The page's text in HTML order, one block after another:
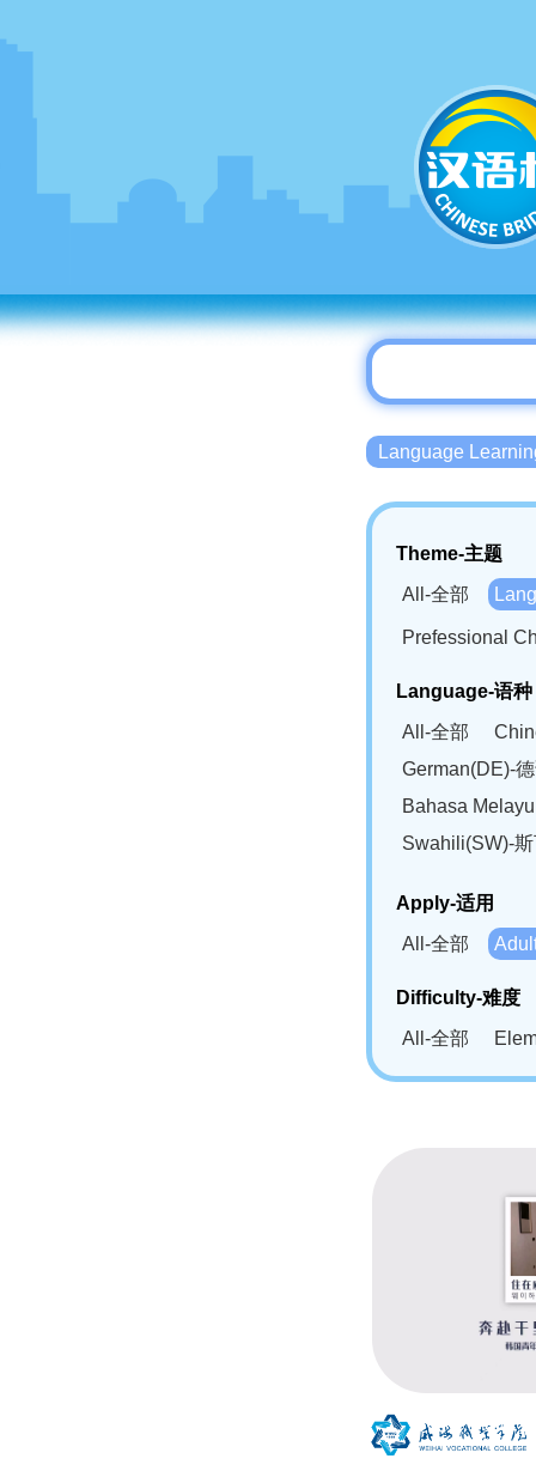
Language
Theme-主题
All-全部
Prefessional
Language-语种
All-全部
German(DE)-
Bahasa
Swahili(SW)-
Apply-适用
All-全部
Difficulty-难度
All-全部